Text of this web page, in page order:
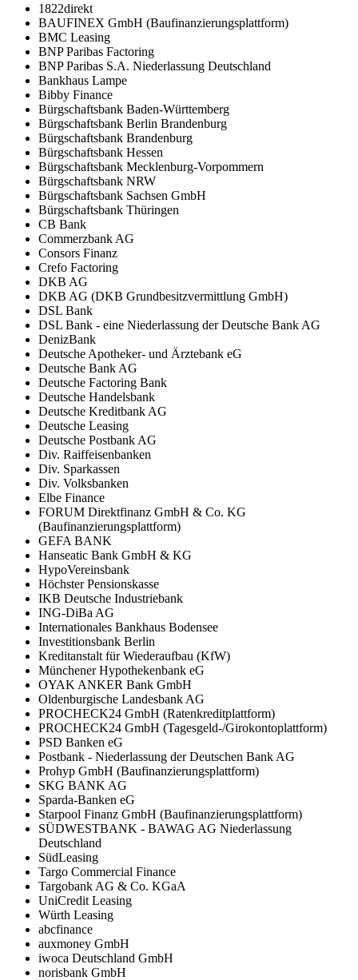
1822direkt
BAUFINEX GmbH (Baufinanzierungsplattform)
BMC Leasing
BNP Paribas Factoring
BNP Paribas S.A. Niederlassung Deutschland
Bankhaus Lampe
Bibby Finance
Bürgschaftsbank Baden-Württemberg
Bürgschaftsbank Berlin Brandenburg
Bürgschaftsbank Brandenburg
Bürgschaftsbank Hessen
Bürgschaftsbank Mecklenburg-Vorpommern
Bürgschaftsbank NRW
Bürgschaftsbank Sachsen GmbH
Bürgschaftsbank Thüringen
CB Bank
Commerzbank AG
Consors Finanz
Crefo Factoring
DKB AG
DKB AG (DKB Grundbesitzvermittlung GmbH)
DSL Bank
DSL Bank - eine Niederlassung der Deutsche Bank AG
DenizBank
Deutsche Apotheker- und Ärztebank eG
Deutsche Bank AG
Deutsche Factoring Bank
Deutsche Handelsbank
Deutsche Kreditbank AG
Deutsche Leasing
Deutsche Postbank AG
Div. Raiffeisenbanken
Div. Sparkassen
Div. Volksbanken
Elbe Finance
FORUM Direktfinanz GmbH & Co. KG
(Baufinanzierungsplattform)
GEFA BANK
Hanseatic Bank GmbH & KG
HypoVereinsbank
Höchster Pensionskasse
IKB Deutsche Industriebank
ING-DiBa AG
Internationales Bankhaus Bodensee
Investitionsbank Berlin
Kreditanstalt für Wiederaufbau (KfW)
Münchener Hypothekenbank eG
OYAK ANKER Bank GmbH
Oldenburgische Landesbank AG
PROCHECK24 GmbH (Ratenkreditplattform)
PROCHECK24 GmbH (Tagesgeld-/Girokontoplattform)
PSD Banken eG
Postbank - Niederlassung der Deutschen Bank AG
Prohyp GmbH (Baufinanzierungsplattform)
SKG BANK AG
Sparda-Banken eG
Starpool Finanz GmbH (Baufinanzierungsplattform)
SÜDWESTBANK - BAWAG AG Niederlassung
Deutschland
SüdLeasing
Targo Commercial Finance
Targobank AG & Co. KGaA
UniCredit Leasing
Würth Leasing
abcfinance
auxmoney GmbH
iwoca Deutschland GmbH
norisbank GmbH